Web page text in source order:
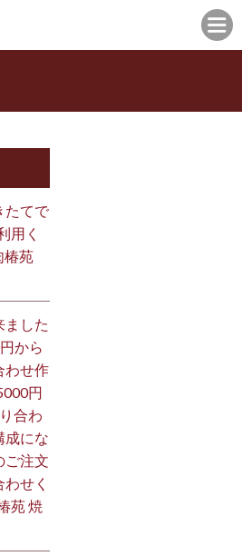
or source(s) not found
たてで
用く
椿苑
ました
から
わせ作
円
合わ
成にな
ご注文
せく
苑 焼